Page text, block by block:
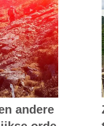
andere